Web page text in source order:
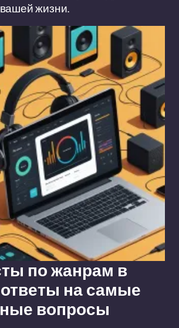
жизни.
по жанрам в
на самые
вопросы